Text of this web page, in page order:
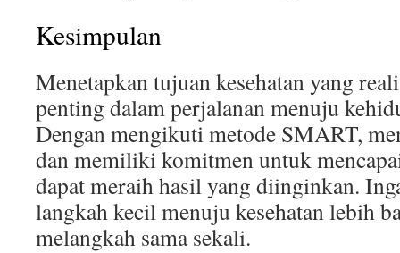
Kesimpulan
Menetapkan tujuan kesehatan yang
penting dalam perjalanan menuju
Dengan mengikuti metode SMART,
dan memiliki komitmen untuk
dapat meraih hasil yang diinginkan.
langkah kecil menuju kesehatan lebih
melangkah sama sekali.